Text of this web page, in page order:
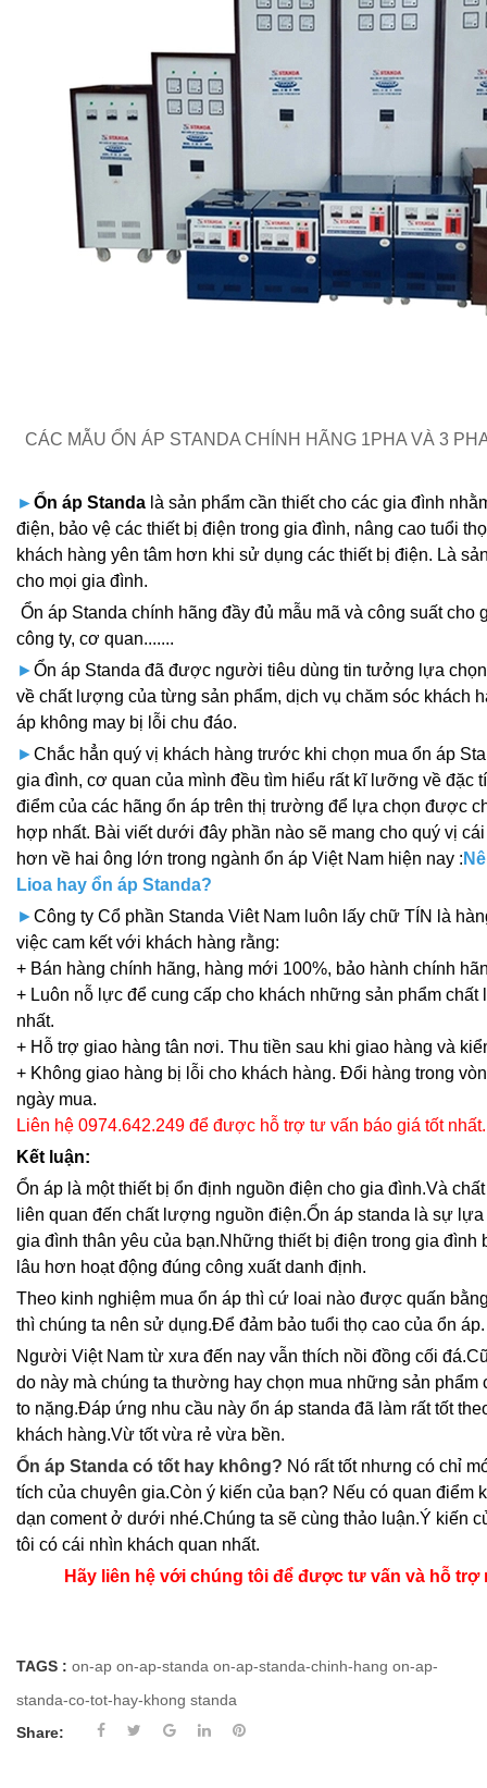
CÁC MẪU ỔN ÁP STANDA CHÍNH HÃNG 1PHA VÀ 3
►Ổn áp Standa là sản phẩm cần thiết cho các gia đình
điện, bảo vệ các thiết bị điện trong gia đình, nâng cao tuổi
khách hàng yên tâm hơn khi sử dụng các thiết bị điện. Là
cho mọi gia đình.
Ổn áp Standa chính hãng đầy đủ mẫu mã và công suất cho
công ty, cơ quan.......
►Ổn áp Standa đã được người tiêu dùng tin tưởng lựa
về chất lượng của từng sản phẩm, dịch vụ chăm sóc khách
áp không may bị lỗi chu đáo.
►Chắc hẳn quý vị khách hàng trước khi chọn mua ổn áp
gia đình, cơ quan của mình đều tìm hiểu rất kĩ lưỡng về đặc
điểm của các hãng ổn áp trên thị trường để lựa chọn được
hợp nhất. Bài viết dưới đây phần nào sẽ mang cho quý vị
hơn về hai ông lớn trong ngành ổn áp Việt Nam hiện nay :
Lioa hay ổn áp Standa?
►Công ty Cổ phần Standa Viêt Nam luôn lấy chữ TÍN là
việc cam kết với khách hàng rằng:
+ Bán hàng chính hãng, hàng mới 100%, bảo hành chính
+ Luôn nỗ lực để cung cấp cho khách những sản phẩm
nhất.
+ Hỗ trợ giao hàng tân nơi. Thu tiền sau khi giao hàng và
+ Không giao hàng bị lỗi cho khách hàng. Đổi hàng trong
ngày mua.
Liên hệ 0974.642.249 để được hỗ trợ tư vấn báo giá tốt nhất.
Kết luận:
Ổn áp là một thiết bị ổn định nguồn điện cho gia đình.Và
liên quan đến chất lượng nguồn điện.Ổn áp standa là sự
gia đình thân yêu của bạn.Những thiết bị điện trong gia đình
lâu hơn hoạt động đúng công xuất danh định.
Theo kinh nghiệm mua ổn áp thì cứ loai nào được quấn
thì chúng ta nên sử dụng.Để đảm bảo tuổi thọ cao của ổn áp.
Người Việt Nam từ xưa đến nay vẫn thích nồi đồng cối
do này mà chúng ta thường hay chọn mua những sản phẩm
to nặng.Đáp ứng nhu cầu này ổn áp standa đã làm rất tốt
khách hàng.Vừ tốt vừa rẻ vừa bền.
Ổn áp Standa có tốt hay không? Nó rất tốt nhưng có chỉ
tích của chuyên gia.Còn ý kiến của bạn? Nếu có quan điểm
dạn coment ở dưới nhé.Chúng ta sẽ cùng thảo luận.Ý kiến
tôi có cái nhìn khách quan nhất.
Hãy liên hệ với chúng tôi để được tư vấn và hỗ trợ
TAGS : on-ap on-ap-standa on-ap-standa-chinh-hang on-ap-
standa-co-tot-hay-khong standa
Share: